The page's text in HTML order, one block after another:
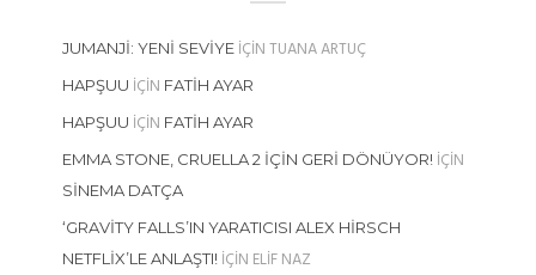
JUMANJI: YENI SEVIYEIÇINTUANA ARTUÇ
HAPŞUU IÇIN FATIH AYAR
HAPŞUU IÇIN FATIH AYAR
EMMA STONE, CRUELLA 2 İÇIN GERI DÖNÜYOR!IÇIN
SINEMA DATÇA
‘GRAVITY FALLS’IN YARATICISI ALEX HIRSCH
NETFLIX’LE ANLAŞTI!IÇIN ELIF NAZ